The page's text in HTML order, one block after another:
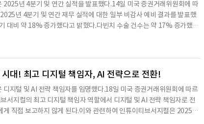
24억 1천만 달러에 비해 19% 증가했다.2025년 4분기 GAAP 기준
년 4분기 6억 8천 6백만 달러, 즉 희석 주당 1.88 달러에 비해 증가했
2.53 달러로, 2024년 4분기 8억 5백만 달러, 즉 희석 주당 2.21 달러에
년 4분기 및 연간 실적을 발표했다.14일 미국 증권거래위원회에 따
년 4분기 및 연간 재무 실적에 대한 일부 비감사 예비 결과를 발표했
대비 약 18% 증가했다고 밝혔다.다빈치 수술 건수는 약 17% 증가했으
전 세계 다빈치 수술 건수가 2025년 대비 약 13%에서 15% 증가할 것
치 수술 시스템을 배치했으며, 이는 2024년 4분기의 493대에 비해 증
1,721대였으며, 이는 2024년의 1,526대에 비해 증가한 수치이다.202
억 1천만 달러에 비해 19% 증가했다.2025년 전체 연간 수익은 약 100
가했다.2025년 4분기에는 인튜이티브 재단에 7천만 달러를 기부했으
이다.2025년 4분기 다빈치 수술 건수는 2024년 4분기 대비 약 17% 증
천 건으로, 2024년의 268만 3천 건에 비해 약 18% 증가했다.2025년 4
대! 최고 디지털 책임자, AI 전략으로 전환!
지털 및 AI 전략 책임자를 임명했다.18일 미국 증권거래위원회에 따르
서지컬의 최고 디지털 책임자 역할에서 디지털 및 AI 전략 책임자로 전
직접 보고하지 않게 된다.이와 관련하여 인튜이티브서지컬은 2025년